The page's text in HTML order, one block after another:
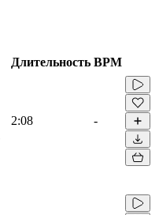
Длительность BPM
2:08 -